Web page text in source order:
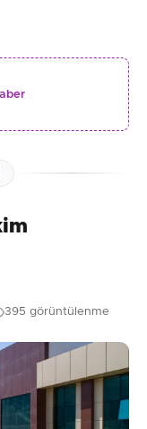
395 görüntülenme